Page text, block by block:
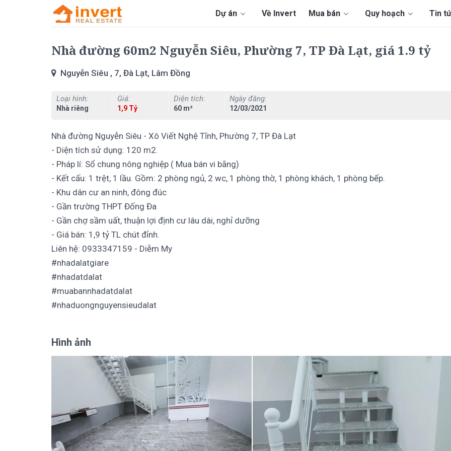
Dự án Về Invert Mua bán Quy hoạch Tin
Nhà đường 60m2 Nguyễn Siêu, Phường 7, TP Đà Lạt, giá 1.9 tỷ
Nguyễn Siêu , 7, Đà Lạt, Lâm Đồng
Loại hình:
Nhà riêng
Giá:
1,9 Tỷ
Diện tích:
60 m²
Ngày đăng:
12/03/2021
Nhà đường Nguyễn Siêu - Xô Viết Nghệ Tĩnh, Phường 7, TP Đà Lạt
- Diện tích sử dụng: 120 m2.
- Pháp lí: Sổ chung nông nghiệp ( Mua bán vi bằng)
- Kết cấu: 1 trệt, 1 lầu. Gồm: 2 phòng ngủ, 2 wc, 1 phòng thờ, 1 phòng khách, 1 phòng bếp.
- Khu dân cư an ninh, đông đúc
- Gần trường THPT Đống Đa
- Gần chợ sầm uất, thuận lợi định cư lâu dài, nghỉ dưỡng
- Giá bán: 1,9 tỷ TL chút đỉnh.
Liên hệ: 0933347159 - Diễm My
#nhadalatgiare
#nhadatdalat
#muabannhadatdalat
#nhaduongnguyensieudalat
Hình ảnh